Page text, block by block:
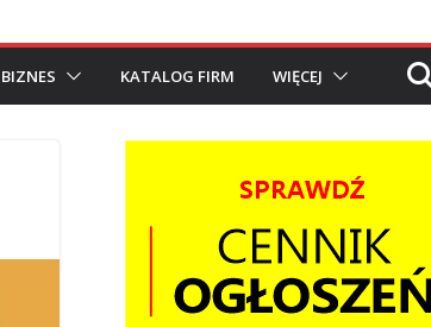
BIZNES KATALOG FIRM WIĘCEJ